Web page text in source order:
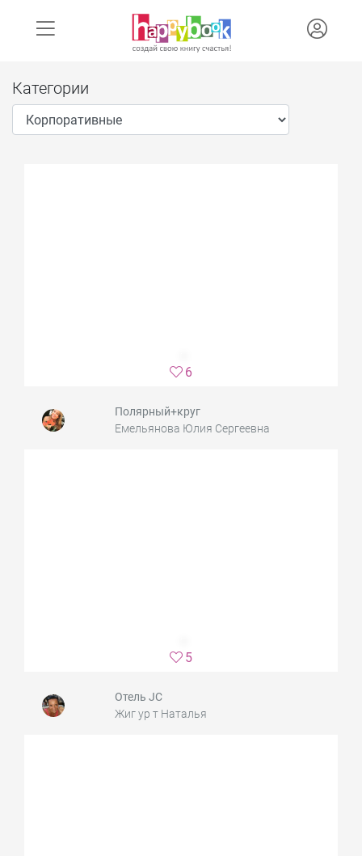
Категории
6
Полярный+круг
Емельянова Юлия Сергеевна
5
Отель JC
Жиг ур т Наталья